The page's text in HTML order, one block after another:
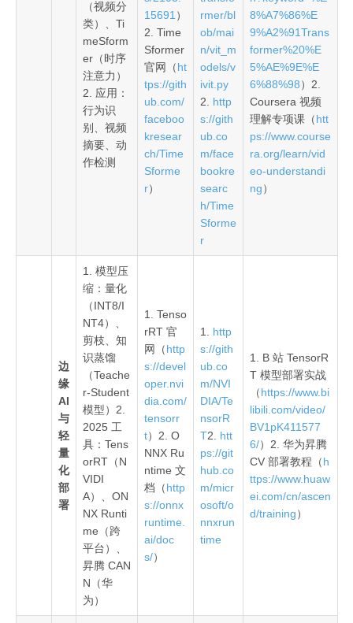
（视频分
类）、Ti
meSform
er（时序
注意力）
2. 应用：
行为识
别、视频
摘要、动
作检测
15691 ）
2. Time
Sformer
官网（ht
tps://gith
ub.com/
faceboo
kresear
ch/Time
Sforme
r）
rmer/bl
ob/mai
n/vit_m
odels/v
ivit.py
2. http
s://gith
ub.co
m/face
bookre
searc
h/Time
Sforme
r
8%A7%86%E
9%A2%91Trans
former%20%E
5%AE%9E%E
6%88%98）2.
Coursera 视频
理解专项课（htt
ps://www.course
ra.org/learn/vid
eo-understandi
ng）
边
缘
AI
与
轻
量
化
部
署
1. 模型压
缩：量化
（INT8/I
NT4）、
剪枝、知
识蒸馏
（Teache
r-Student
模型）2.
2025 工
具：Tens
orRT（N
VIDI
A）、ON
NX Runti
me（跨
平台）、
昇腾 CAN
N（华
为）
1. Tenso
rRT 官
网（http
s://devel
oper.nvi
dia.com/
tensorr
t）2. O
NNX Ru
ntime 文
档（http
s://onnx
runtime.
ai/doc
s/）
1. http
s://gith
ub.co
m/NVI
DIA/Te
nsorR
T2. htt
ps://git
hub.co
m/micr
osoft/o
nnxrun
time
1. B 站 TensorR
T 模型部署实战
（https://www.bi
libili.com/video/
BV1pK411577
6/）2. 华为昇腾
CV 部署教程（h
ttps://www.huaw
ei.com/cn/ascen
d/training）